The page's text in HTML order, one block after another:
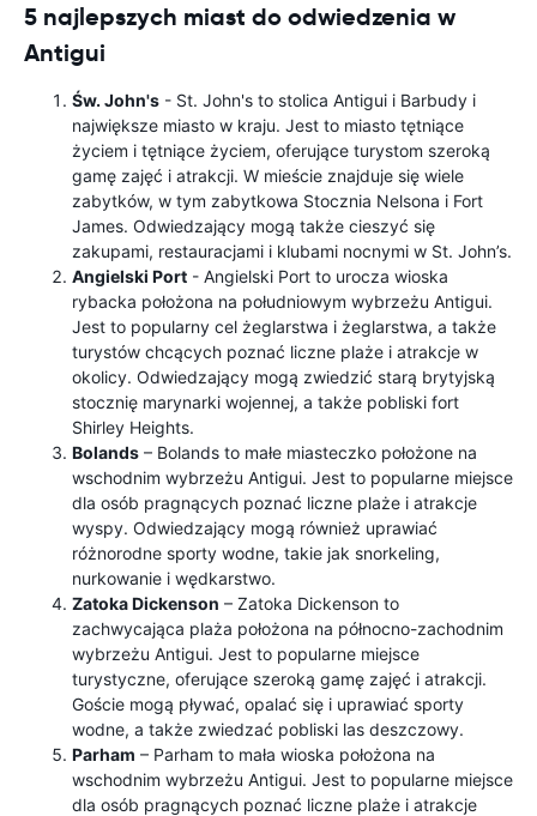
5 najlepszych miast do odwiedzenia w
Antigui
Św. John's - St. John's to stolica Antigui i Barbudy i
największe miasto w kraju. Jest to miasto tętniące
życiem i tętniące życiem, oferujące turystom szeroką
gamę zajęć i atrakcji. W mieście znajduje się wiele
zabytków, w tym zabytkowa Stocznia Nelsona i Fort
James. Odwiedzający mogą także cieszyć się
zakupami, restauracjami i klubami nocnymi w St. John’s.
Angielski Port - Angielski Port to urocza wioska
rybacka położona na południowym wybrzeżu Antigui.
Jest to popularny cel żeglarstwa i żeglarstwa, a także
turystów chcących poznać liczne plaże i atrakcje w
okolicy. Odwiedzający mogą zwiedzić starą brytyjską
stocznię marynarki wojennej, a także pobliski fort
Shirley Heights.
Bolands – Bolands to małe miasteczko położone na
wschodnim wybrzeżu Antigui. Jest to popularne miejsce
dla osób pragnących poznać liczne plaże i atrakcje
wyspy. Odwiedzający mogą również uprawiać
różnorodne sporty wodne, takie jak snorkeling,
nurkowanie i wędkarstwo.
Zatoka Dickenson – Zatoka Dickenson to
zachwycająca plaża położona na północno-zachodnim
wybrzeżu Antigui. Jest to popularne miejsce
turystyczne, oferujące szeroką gamę zajęć i atrakcji.
Goście mogą pływać, opalać się i uprawiać sporty
wodne, a także zwiedzać pobliski las deszczowy.
Parham – Parham to mała wioska położona na
wschodnim wybrzeżu Antigui. Jest to popularne miejsce
dla osób pragnących poznać liczne plaże i atrakcje